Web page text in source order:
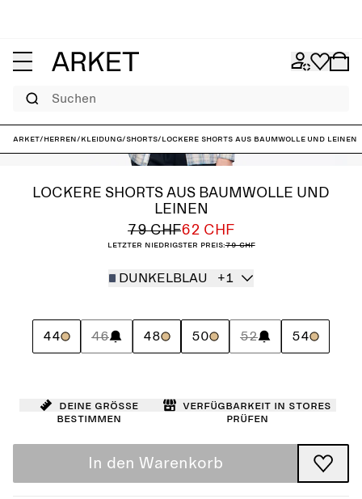
Suchen
ARKET/Herren/Kleidung/Shorts/Lockere Shorts aus Baumwolle und Leinen
LOCKERE SHORTS AUS BAUMWOLLE UND
LEINEN
79 CHF62 CHF
Letzter niedrigster Preis:79 CHF
DUNKELBLAU +1
44 46 48 50 52 54
Deine Größe
bestimmen
Verfügbarkeit in Stores
prüfen
In den Warenkorb